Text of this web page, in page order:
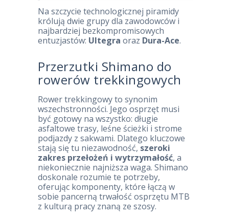
Na szczycie technologicznej piramidy
królują dwie grupy dla zawodowców i
najbardziej bezkompromisowych
entuzjastów: Ultegra oraz Dura-Ace.
Przerzutki Shimano do
rowerów trekkingowych
Rower trekkingowy to synonim
wszechstronności. Jego osprzęt musi
być gotowy na wszystko: długie
asfaltowe trasy, leśne ścieżki i strome
podjazdy z sakwami. Dlatego kluczowe
stają się tu niezawodność, szeroki
zakres przełożeń i wytrzymałość, a
niekoniecznie najniższa waga. Shimano
doskonale rozumie te potrzeby,
oferując komponenty, które łączą w
sobie pancerną trwałość osprzętu MTB
z kulturą pracy znaną ze szosy.